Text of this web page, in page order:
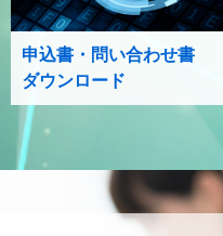
申込書・問い合わせ書
ダウンロード